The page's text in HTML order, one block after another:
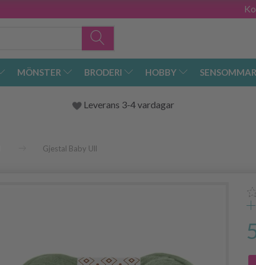
MÖNSTER BRODERI HOBBY
Leverans 3-4 vardagar
Gjestal Baby Ull